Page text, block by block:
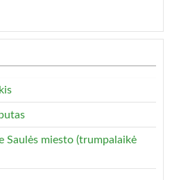
Saulės miesto (trumpalaikė